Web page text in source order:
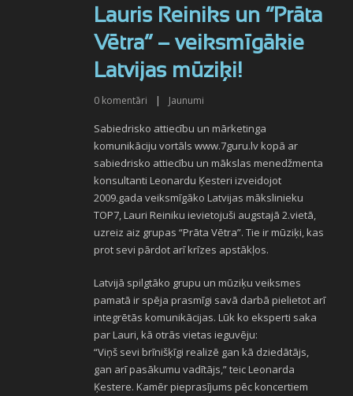
Lauris Reiniks un “Prāta
Vētra” – veiksmīgākie
Latvijas mūziķi!
0 komentāri | Jaunumi
Sabiedrisko attiecību un mārketinga
komunikāciju vortāls www.7guru.lv kopā ar
sabiedrisko attiecību un mākslas menedžmenta
konsultanti Leonardu Ķesteri izveidojot
2009.gada veiksmīgāko Latvijas mākslinieku
TOP7, Lauri Reiniku ievietojuši augstajā 2.vietā,
uzreiz aiz grupas “Prāta Vētra”. Tie ir mūziķi, kas
prot sevi pārdot arī krīzes apstākļos.
Latvijā spilgtāko grupu un mūziķu veiksmes
pamatā ir spēja prasmīgi savā darbā pielietot arī
integrētās komunikācijas. Lūk ko eksperti saka
par Lauri, kā otrās vietas ieguvēju:
“Viņš sevi brīnišķīgi realizē gan kā dziedātājs,
gan arī pasākumu vadītājs,” teic Leonarda
Ķestere. Kamēr pieprasījums pēc koncertiem